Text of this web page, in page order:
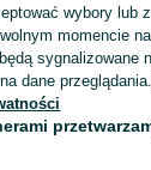
przez konto
LUB
wybory lub
momencie
sygnalizowane
dane przeglądania.